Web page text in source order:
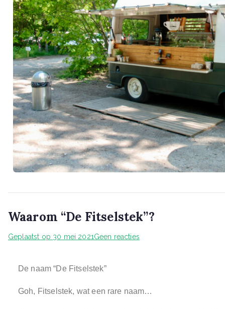
Waarom “De Fitselstek”?
Geplaatst op 30 mei 2021Geen reacties
De naam “De Fitselstek”
Goh, Fitselstek, wat een rare naam…